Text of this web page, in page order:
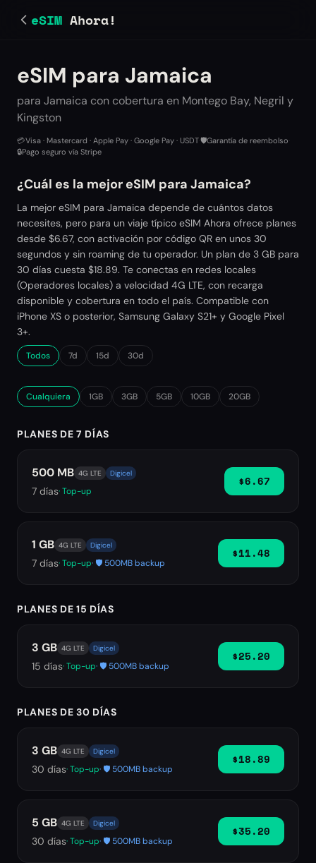
eSIM Ahora!
eSIM para Jamaica
para Jamaica con cobertura en Montego Bay, Negril y
Kingston
💳Visa · Mastercard · Apple Pay · Google Pay · USDT🛡️Garantía de reembolso
🔒Pago seguro vía Stripe
¿Cuál es la mejor eSIM para Jamaica?
La mejor eSIM para Jamaica depende de cuántos datos
necesites, pero para un viaje típico eSIM Ahora ofrece planes
desde $6.67, con activación por código QR en unos 30
segundos y sin roaming de tu operador. Un plan de 3 GB para
30 días cuesta $18.89. Te conectas en redes locales
(Operadores locales) a velocidad 4G LTE, con recarga
disponible y cobertura en todo el país. Compatible con
iPhone XS o posterior, Samsung Galaxy S21+ y Google Pixel
3+.
Todos 7d 15d 30d
Cualquiera 1GB 3GB 5GB 10GB 20GB
PLANES DE 7 DÍAS
500 MB 4G LTE Digicel
7 días· Top-up
$6.67
1 GB 4G LTE Digicel
7 días· Top-up· 🛡️ 500MB backup
$11.48
PLANES DE 15 DÍAS
3 GB 4G LTE Digicel
15 días· Top-up· 🛡️ 500MB backup
$25.20
PLANES DE 30 DÍAS
3 GB 4G LTE Digicel
30 días· Top-up· 🛡️ 500MB backup
$18.89
5 GB 4G LTE Digicel
30 días· Top-up· 🛡️ 500MB backup
$35.20